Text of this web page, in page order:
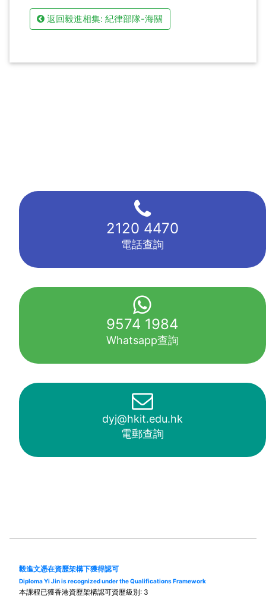
返回毅進相集: 紀律部隊-海關
2120 4470
電話查詢
9574 1984
Whatsapp查詢
dyj@hkit.edu.hk
電郵查詢
毅進文憑在資歷架構下獲得認可
Diploma Yi Jin is recognized under the Qualifications Framework
本課程已獲香港資歷架構認可資歷級別: 3